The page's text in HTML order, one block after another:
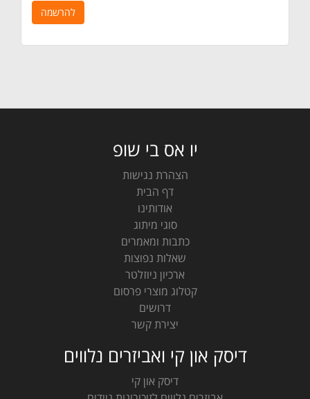
להרשמה
יו אס בי שופ
הצהרת נגישות
דף הבית
אודותינו
סוגי מיתוג
כתבות ומאמרים
שאלות נפוצות
ארכיון ניוזלטר
קטלוג מוצרי פרסום
דרושים
יצירת קשר
דיסק און קי ואביזרים נלווים
דיסק און קי